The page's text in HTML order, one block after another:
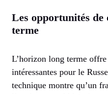
Les opportunités de
terme
L’horizon long terme offre
intéressantes pour le
technique montre qu’un